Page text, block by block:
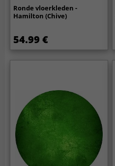
Ronde vloerkleden -
Hamilton (Chive)
54.99 €